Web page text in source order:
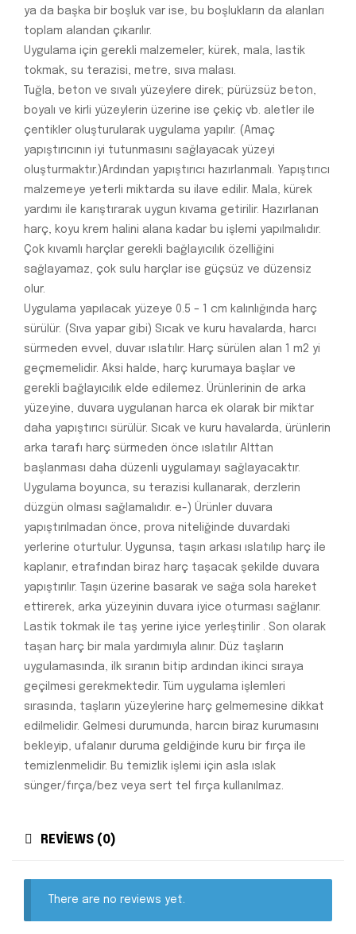
ya da başka bir boşluk var ise, bu boşlukların da alanları
toplam alandan çıkarılır.
Uygulama için gerekli malzemeler; kürek, mala, lastik
tokmak, su terazisi, metre, sıva malası.
Tuğla, beton ve sıvalı yüzeylere direk; pürüzsüz beton,
boyalı ve kirli yüzeylerin üzerine ise çekiç vb. aletler ile
çentikler oluşturularak uygulama yapılır. (Amaç
yapıştırıcının iyi tutunmasını sağlayacak yüzeyi
oluşturmaktır.)Ardından yapıştırıcı hazırlanmalı. Yapıştırıcı
malzemeye yeterli miktarda su ilave edilir. Mala, kürek
yardımı ile karıştırarak uygun kıvama getirilir. Hazırlanan
harç, koyu krem halini alana kadar bu işlemi yapılmalıdır.
Çok kıvamlı harçlar gerekli bağlayıcılık özelliğini
sağlayamaz, çok sulu harçlar ise güçsüz ve düzensiz
olur.
Uygulama yapılacak yüzeye 0.5 – 1 cm kalınlığında harç
sürülür. (Sıva yapar gibi) Sıcak ve kuru havalarda, harcı
sürmeden evvel, duvar ıslatılır. Harç sürülen alan 1 m2 yi
geçmemelidir. Aksi halde, harç kurumaya başlar ve
gerekli bağlayıcılık elde edilemez. Ürünlerinin de arka
yüzeyine, duvara uygulanan harca ek olarak bir miktar
daha yapıştırıcı sürülür. Sıcak ve kuru havalarda, ürünlerin
arka tarafı harç sürmeden önce ıslatılır Alttan
başlanması daha düzenli uygulamayı sağlayacaktır.
Uygulama boyunca, su terazisi kullanarak, derzlerin
düzgün olması sağlamalıdır. e-) Ürünler duvara
yapıştırılmadan önce, prova niteliğinde duvardaki
yerlerine oturtulur. Uygunsa, taşın arkası ıslatılıp harç ile
kaplanır, etrafından biraz harç taşacak şekilde duvara
yapıştırılır. Taşın üzerine basarak ve sağa sola hareket
ettirerek, arka yüzeyinin duvara iyice oturması sağlanır.
Lastik tokmak ile taş yerine iyice yerleştirilir . Son olarak
taşan harç bir mala yardımıyla alınır. Düz taşların
uygulamasında, ilk sıranın bitip ardından ikinci sıraya
geçilmesi gerekmektedir. Tüm uygulama işlemleri
sırasında, taşların yüzeylerine harç gelmemesine dikkat
edilmelidir. Gelmesi durumunda, harcın biraz kurumasını
bekleyip, ufalanır duruma geldiğinde kuru bir fırça ile
temizlenmelidir. Bu temizlik işlemi için asla ıslak
sünger/fırça/bez veya sert tel fırça kullanılmaz.
REVIEWS (0)
There are no reviews yet.